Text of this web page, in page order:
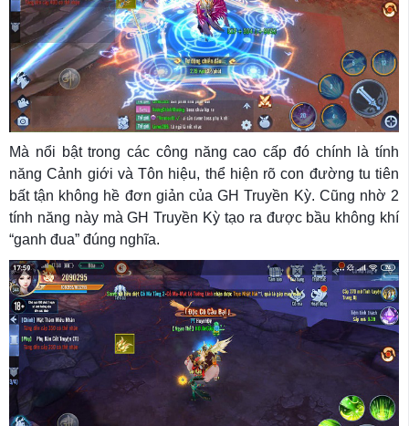
Mà nổi bật trong các công năng cao cấp đó chính là tính
năng Cảnh giới và Tôn hiệu, thể hiện rõ con đường tu tiên
bất tận không hề đơn giản của GH Truyền Kỳ. Cũng nhờ 2
tính năng này mà GH Truyền Kỳ tạo ra được bầu không khí
“ganh đua” đúng nghĩa.